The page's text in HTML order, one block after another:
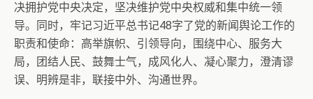
决拥护党中央决定，坚决维护党中央权威和集中统一领
导。同时，牢记习近平总书记48字了党的新闻舆论工作的
职责和使命：高举旗帜、引领导向，围绕中心、服务大
局，团结人民、鼓舞士气，成风化人、凝心聚力，澄清谬
误、明辨是非，联接中外、沟通世界。